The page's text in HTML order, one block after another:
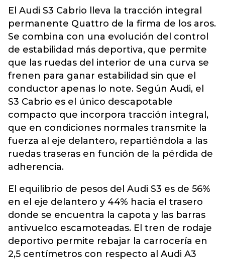
El Audi S3 Cabrio lleva la tracción integral
permanente Quattro de la firma de los aros.
Se combina con una evolución del control
de estabilidad más deportiva, que permite
que las ruedas del interior de una curva se
frenen para ganar estabilidad sin que el
conductor apenas lo note. Según Audi, el
S3 Cabrio es el único descapotable
compacto que incorpora tracción integral,
que en condiciones normales transmite la
fuerza al eje delantero, repartiéndola a las
ruedas traseras en función de la pérdida de
adherencia.
El equilibrio de pesos del Audi S3 es de 56%
en el eje delantero y 44% hacia el trasero
donde se encuentra la capota y las barras
antivuelco escamoteadas. El tren de rodaje
deportivo permite rebajar la carrocería en
2,5 centímetros con respecto al Audi A3